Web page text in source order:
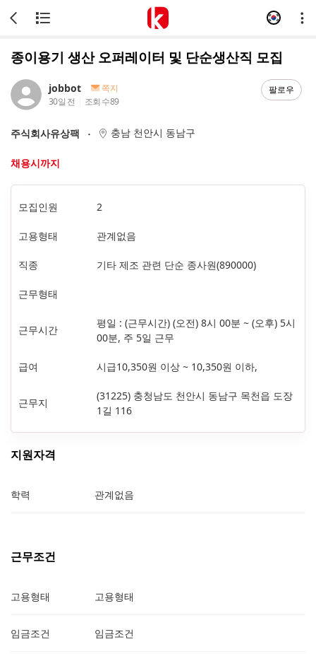
종이용기 생산 오퍼레이터 및 단순생산직 모집
jobbot
쪽지
30일 전
조회 수89
팔로우
주식회사유상팩 충남 천안시 동남구
채용시까지
모집인원 2
고용형태 관계없음
직종 기타 제조 관련 단순 종사원(890000)
근무형태
근무시간
평일 : (근무시간) (오전) 8시 00분 ~ (오후) 5시
00분, 주 5일 근무
급여 시급10,350원 이상 ~ 10,350원 이하,
근무지
(31225) 충청남도 천안시 동남구 목천읍 도장
1길 116
지원자격
학력 관계없음
근무조건
고용형태 고용형태
임금조건 임금조건